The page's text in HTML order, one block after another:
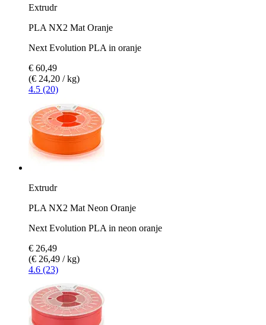
Extrudr
PLA NX2 Mat Oranje
Next Evolution PLA in oranje
€ 60,49
(€ 24,20 / kg)
4.5 (20)
Extrudr
PLA NX2 Mat Neon Oranje
Next Evolution PLA in neon oranje
€ 26,49
(€ 26,49 / kg)
4.6 (23)